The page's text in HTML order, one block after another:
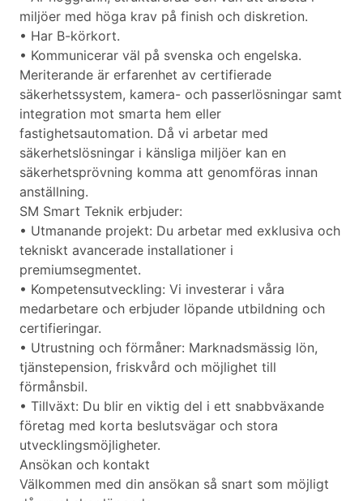
miljöer med höga krav på finish och diskretion.
• Har B-körkort.
• Kommunicerar väl på svenska och engelska.
Meriterande är erfarenhet av certifierade
säkerhetssystem, kamera- och passerlösningar samt
integration mot smarta hem eller
fastighetsautomation. Då vi arbetar med
säkerhetslösningar i känsliga miljöer kan en
säkerhetsprövning komma att genomföras innan
anställning.
SM Smart Teknik erbjuder:
• Utmanande projekt: Du arbetar med exklusiva och
tekniskt avancerade installationer i
premiumsegmentet.
• Kompetensutveckling: Vi investerar i våra
medarbetare och erbjuder löpande utbildning och
certifieringar.
• Utrustning och förmåner: Marknadsmässig lön,
tjänstepension, friskvård och möjlighet till
förmånsbil.
• Tillväxt: Du blir en viktig del i ett snabbväxande
företag med korta beslutsvägar och stora
utvecklingsmöjligheter.
Ansökan och kontakt
Välkommen med din ansökan så snart som möjligt